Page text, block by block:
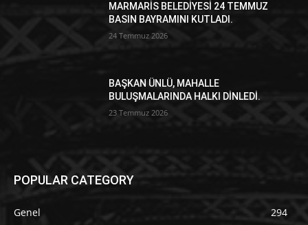
MARMARİS BELEDİYESİ 24 TEMMUZ
BASIN BAYRAMINI KUTLADI.
24 Temmuz 2026
BAŞKAN ÜNLÜ, MAHALLE
BULUŞMALARINDA HALKI DİNLEDİ.
23 Temmuz 2026
POPULAR CATEGORY
Genel
294